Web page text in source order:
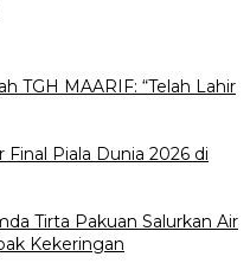
TGH MAARIF: “Telah Lahir
Piala Dunia 2026 di
Tirta Pakuan Salurkan Air
Kekeringan